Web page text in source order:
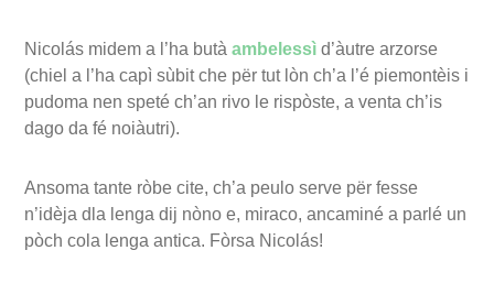
Nicolás midem a l’ha butàambelessì d’àutre arzorse
(chiel a l’ha capì sùbit che për tut lòn ch’a l’é piemontèis i
pudoma nen speté ch’an rivo le rispòste, a venta ch’is
dago da fé noiàutri).
Ansoma tante ròbe cite, ch’a peulo serve për fesse
n’idèja dla lenga dij nòno e, miraco, ancaminé a parlé un
pòch cola lenga antica. Fòrsa Nicolás!